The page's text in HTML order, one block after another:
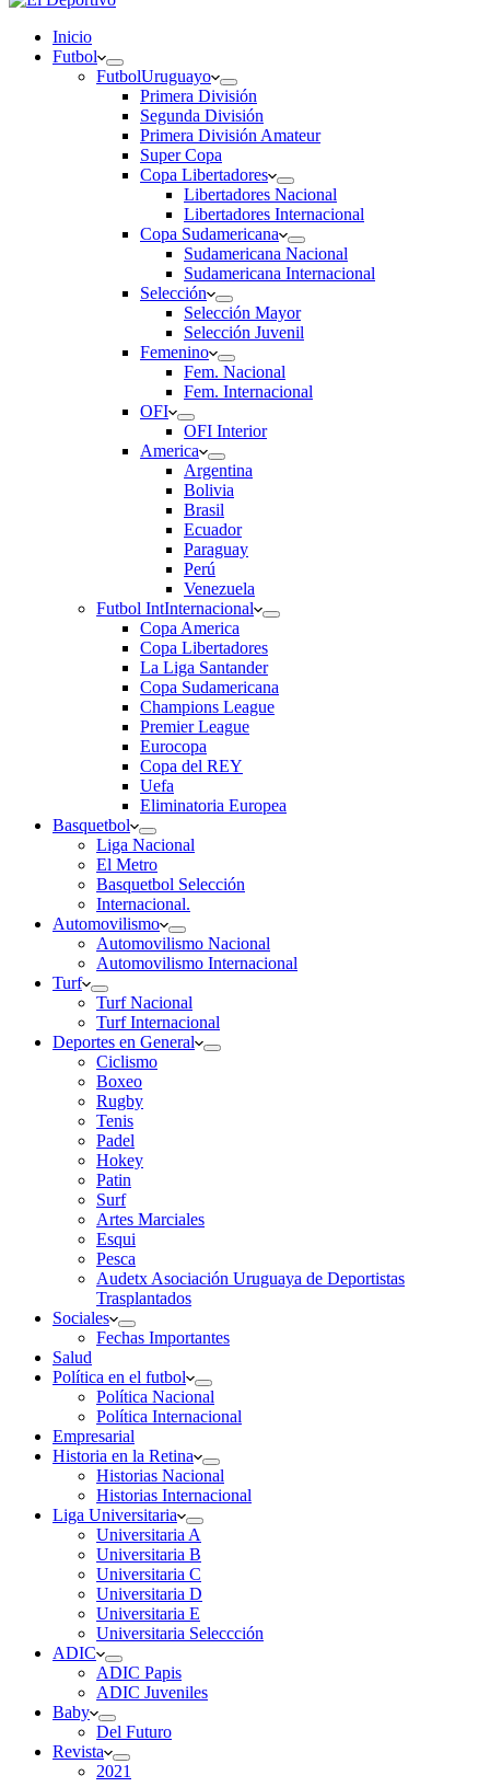
Inicio
Futbol
FutbolUruguayo
Primera División
Segunda División
Primera División Amateur
Super Copa
Copa Libertadores
Libertadores Nacional
Libertadores Internacional
Copa Sudamericana
Sudamericana Nacional
Sudamericana Internacional
Selección
Selección Mayor
Selección Juvenil
Femenino
Fem. Nacional
Fem. Internacional
OFI
OFI Interior
America
Argentina
Bolivia
Brasil
Ecuador
Paraguay
Perú
Venezuela
Futbol IntInternacional
Copa America
Copa Libertadores
La Liga Santander
Copa Sudamericana
Champions League
Premier League
Eurocopa
Copa del REY
Uefa
Eliminatoria Europea
Basquetbol
Liga Nacional
El Metro
Basquetbol Selección
Internacional.
Automovilismo
Automovilismo Nacional
Automovilismo Internacional
Turf
Turf Nacional
Turf Internacional
Deportes en General
Ciclismo
Boxeo
Rugby
Tenis
Padel
Hokey
Patin
Surf
Artes Marciales
Esqui
Pesca
Audetx Asociación Uruguaya de Deportistas
Trasplantados
Sociales
Fechas Importantes
Salud
Política en el futbol
Política Nacional
Política Internacional
Empresarial
Historia en la Retina
Historias Nacional
Historias Internacional
Liga Universitaria
Universitaria A
Universitaria B
Universitaria C
Universitaria D
Universitaria E
Universitaria Seleccción
ADIC
ADIC Papis
ADIC Juveniles
Baby
Del Futuro
Revista
2021